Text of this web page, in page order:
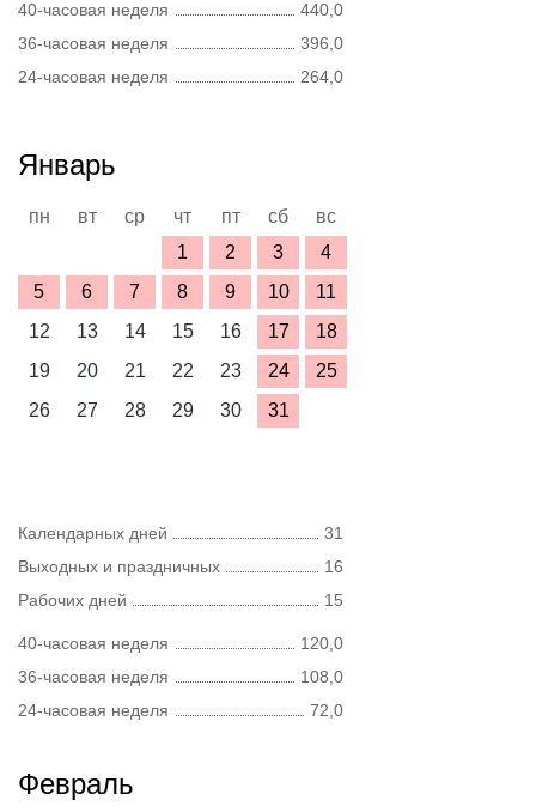
40-часовая неделя
440,0
36-часовая неделя
396,0
24-часовая неделя
264,0
Январь
пн вт ср чт пт сб
вс
1
2 3
4
5
6 7 8 9 10
11
12
13 14 15 16 17
18
19
20 21 22 23 24
25
26
27 28 29 30 31
Календарных дней
31
Выходных и праздничных
16
Рабочих дней
15
40-часовая неделя
120,0
36-часовая неделя
108,0
24-часовая неделя
72,0
Февраль